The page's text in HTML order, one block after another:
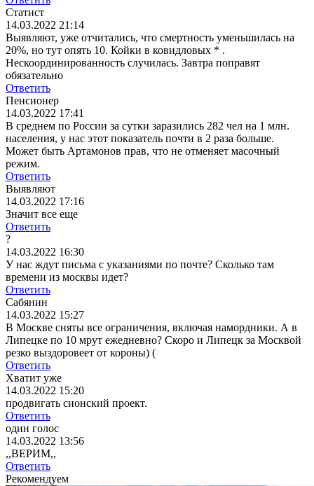
Статист
14.03.2022 21:14
Выявляют, уже отчитались, что смертность уменьшилась на
20%, но тут опять 10. Койки в ковидловых * .
Нескоординированность случилась. Завтра поправят
обязательно
Ответить
Пенсионер
14.03.2022 17:41
В среднем по России за сутки заразились 282 чел на 1 млн.
населения, у нас этот показатель почти в 2 раза больше.
Может быть Артамонов прав, что не отменяет масочный
режим.
Ответить
Выявляют
14.03.2022 17:16
Значит все еще
Ответить
?
14.03.2022 16:30
У нас ждут письма с указаниями по почте? Сколько там
времени из москвы идет?
Ответить
Сабянин
14.03.2022 15:27
В Москве сняты все ограничения, включая намордники. А в
Липецке по 10 мрут ежедневно? Скоро и Липецк за Москвой
резко выздоровеет от короны) (
Ответить
Хватит уже
14.03.2022 15:20
продвигать сионский проект.
Ответить
один голос
14.03.2022 13:56
,,ВЕРИМ,,
Ответить
Рекомендуем